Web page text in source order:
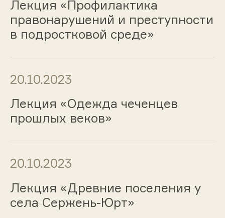
Лекция «Профилактика
правонарушений и преступности
в подростковой среде»
20.10.2023
Лекция «Одежда чеченцев
прошлых веков»
20.10.2023
Лекция «Древние поселения у
села Сержень-Юрт»